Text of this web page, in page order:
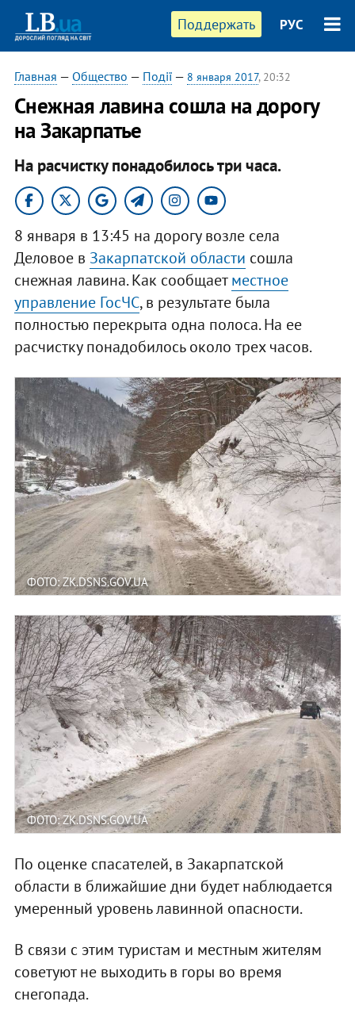
Поддержать РУС
Главная — Общество — Події— 8 января 2017, 20:32
Снежная лавина сошла на дорогу
на Закарпатье
На расчистку понадобилось три часа.
8 января в 13:45 на дорогу возле села
Деловое в Закарпатской области сошла
снежная лавина. Как сообщаетместное
управление ГосЧС, в результате была
полностью перекрыта одна полоса. На ее
расчистку понадобилось около трех часов.
ФОТО: ZK.DSNS.GOV.UA
ФОТО: ZK.DSNS.GOV.UA
По оценке спасателей, в Закарпатской
области в ближайшие дни будет наблюдается
умеренный уровень лавинной опасности.
В связи с этим туристам и местным жителям
советуют не выходить в горы во время
снегопада.